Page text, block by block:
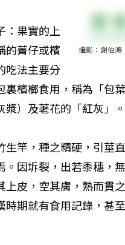
攝影：謝伯鴻
：果實的上
的菁仔或檳
吃法主要分
檳榔食用，稱為「包
）及荖花的「紅灰」。
竿，種之精硬，引莖
因坼裂，出若黍穗，
皮，空其膚，熟而貫
期就有食用記錄，甚